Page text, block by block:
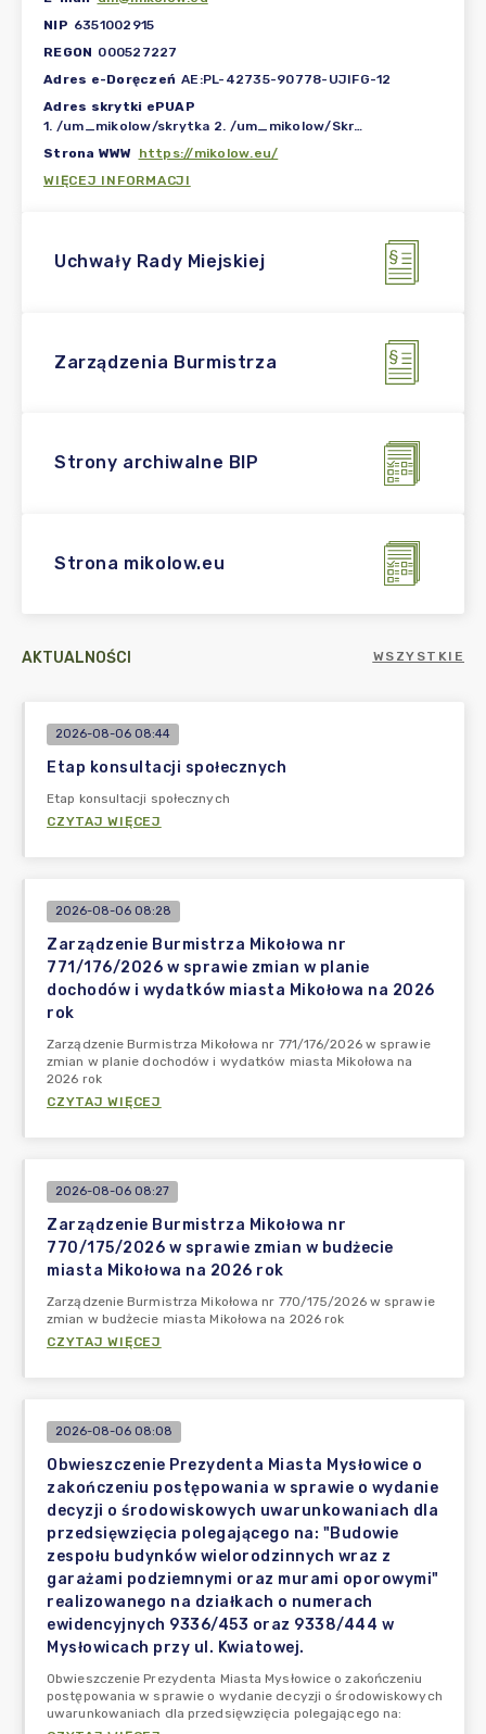
NIP 6351002915
REGON 000527227
Adres e-Doręczeń AE:PL-42735-90778-UJIFG-12
Adres skrytki ePUAP
1. /um_mikolow/skrytka 2. /um_mikolow/SkrytkaESP
Strona WWW https://mikolow.eu/
WIĘCEJ INFORMACJI
Uchwały Rady Miejskiej
Zarządzenia Burmistrza
Strony archiwalne BIP
Strona mikolow.eu
AKTUALNOŚCI WSZYSTKIE
2026-08-06 08:44
Etap konsultacji społecznych
Etap konsultacji społecznych
CZYTAJ WIĘCEJ
2026-08-06 08:28
Zarządzenie Burmistrza Mikołowa nr
771/176/2026 w sprawie zmian w planie
dochodów i wydatków miasta Mikołowa na 2026
rok
Zarządzenie Burmistrza Mikołowa nr 771/176/2026 w sprawie
zmian w planie dochodów i wydatków miasta Mikołowa na
2026 rok
CZYTAJ WIĘCEJ
2026-08-06 08:27
Zarządzenie Burmistrza Mikołowa nr
770/175/2026 w sprawie zmian w budżecie
miasta Mikołowa na 2026 rok
Zarządzenie Burmistrza Mikołowa nr 770/175/2026 w sprawie
zmian w budżecie miasta Mikołowa na 2026 rok
CZYTAJ WIĘCEJ
2026-08-06 08:08
Obwieszczenie Prezydenta Miasta Mysłowice o
zakończeniu postępowania w sprawie o wydanie
decyzji o środowiskowych uwarunkowaniach dla
przedsięwzięcia polegającego na: "Budowie
zespołu budynków wielorodzinnych wraz z
garażami podziemnymi oraz murami oporowymi"
realizowanego na działkach o numerach
ewidencyjnych 9336/453 oraz 9338/444 w
Mysłowicach przy ul. Kwiatowej.
Obwieszczenie Prezydenta Miasta Mysłowice o zakończeniu
postępowania w sprawie o wydanie decyzji o środowiskowych
uwarunkowaniach dla przedsięwzięcia polegającego na: